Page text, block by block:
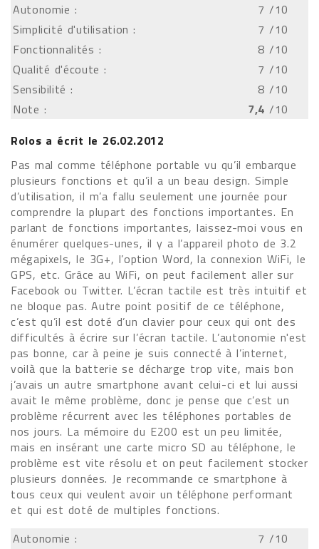
Autonomie :
7 /10
Simplicité d'utilisation :
7 /10
Fonctionnalités :
8 /10
Qualité d'écoute :
7 /10
Sensibilité :
8 /10
Note :
7,4 /10
Rolos a écrit le 26.02.2012
Pas mal comme téléphone portable vu qu’il embarque
plusieurs fonctions et qu’il a un beau design. Simple
d’utilisation, il m’a fallu seulement une journée pour
comprendre la plupart des fonctions importantes. En
parlant de fonctions importantes, laissez-moi vous en
énumérer quelques-unes, il y a l’appareil photo de 3.2
mégapixels, le 3G+, l’option Word, la connexion WiFi, le
GPS, etc. Grâce au WiFi, on peut facilement aller sur
Facebook ou Twitter. L’écran tactile est très intuitif et
ne bloque pas. Autre point positif de ce téléphone,
c’est qu’il est doté d’un clavier pour ceux qui ont des
difficultés à écrire sur l’écran tactile. L’autonomie n'est
pas bonne, car à peine je suis connecté à l’internet,
voilà que la batterie se décharge trop vite, mais bon
j’avais un autre smartphone avant celui-ci et lui aussi
avait le même problème, donc je pense que c’est un
problème récurrent avec les téléphones portables de
nos jours. La mémoire du E200 est un peu limitée,
mais en insérant une carte micro SD au téléphone, le
problème est vite résolu et on peut facilement stocker
plusieurs données. Je recommande ce smartphone à
tous ceux qui veulent avoir un téléphone performant
et qui est doté de multiples fonctions.
Autonomie :
7 /10